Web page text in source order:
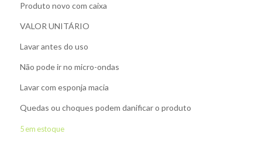
Produto novo com caixa
VALOR UNITÁRIO
Lavar antes do uso
Não pode ir no micro-ondas
Lavar com esponja macia
Quedas ou choques podem danificar o produto
5 em estoque